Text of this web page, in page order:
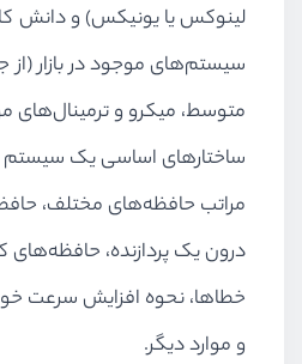
لینوکس یا یونیکس) و دانش
سیستم‌های موجود در بازار
متوسط، میکرو و
ساختارهای اساسی یک سیستم
مراتب حافظه‌های مختلف،
درون یک پردازنده،
خطاها، نحوه افزایش سرعت
و موارد دیگر.